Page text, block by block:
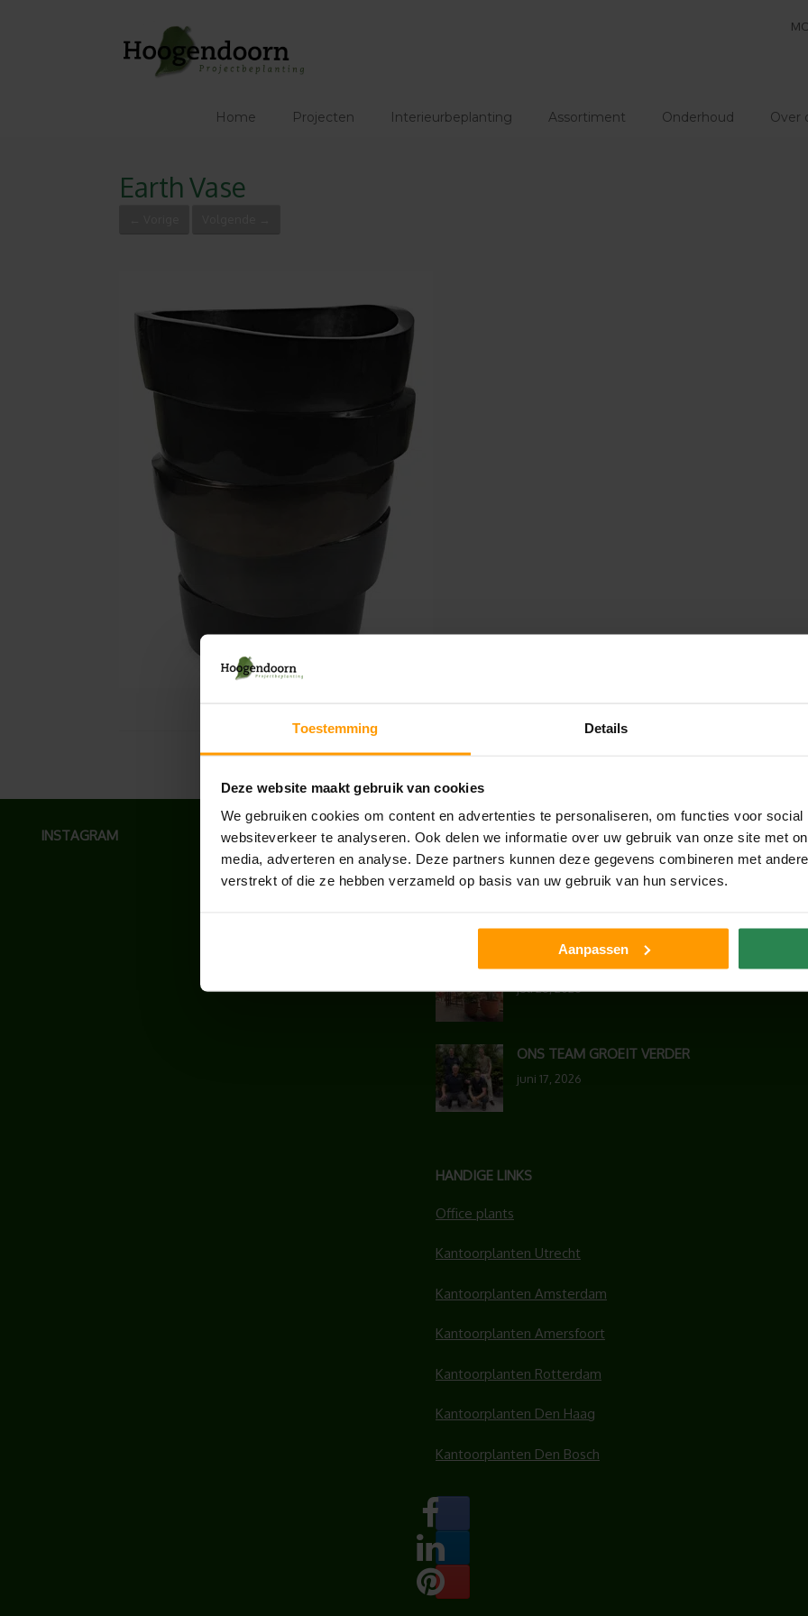
Toestemming Details
Deze website maakt gebruik van cookies
We gebruiken cookies om content en advertenties te personaliseren, om functies voor
websiteverkeer te analyseren. Ook delen we informatie over uw gebruik van onze site met
media, adverteren en analyse. Deze partners kunnen deze gegevens combineren met
verstrekt of die ze hebben verzameld op basis van uw gebruik van hun services.
Aanpassen
Home Projecten Interieurbeplanting Assortiment Onderhoud Over
Earth Vase
INSTAGRAM LAATSTE NIEUWS
BLOG: LUIS IN KANTOORPLANTEN – ZO
PAKKEN WE HET AAN
juli 28, 2026
ONS TEAM GROEIT VERDER
juni 17, 2026
HANDIGE LINKS
Office plants
Kantoorplanten Utrecht
Kantoorplanten Amsterdam
Kantoorplanten Amersfoort
Kantoorplanten Rotterdam
Kantoorplanten Den Haag
Kantoorplanten Den Bosch